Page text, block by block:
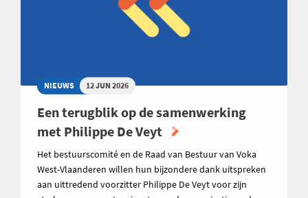
NIEUWS 12 JUN 2026
Een terugblik op de samenwerking
met Philippe De Veyt
Het bestuurscomité en de Raad van Bestuur van Voka
West-Vlaanderen willen hun bijzondere dank uitspreken
aan uittredend voorzitter Philippe De Veyt voor zijn